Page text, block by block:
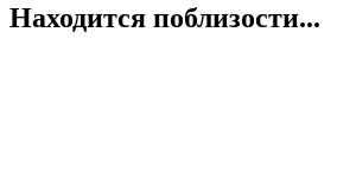
Находится поблизости...